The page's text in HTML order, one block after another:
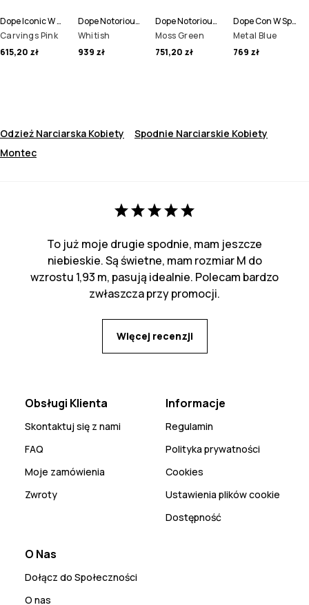
Dope Iconic W Spodnie Narciarskie Women
Carvings Pink
615,20 zł
Dope Notorious B.I.B W Spodnie Narciarskie Women
Whitish
939 zł
Dope Notorious B.I.B W Spodnie Narciarskie Women
Moss Green
751,20 zł
Dope Con W Spodnie Narciarskie Women
Metal Blue
769 zł
Odzież Narciarska Kobiety
Spodnie Narciarskie Kobiety
Montec
To już moje drugie spodnie, mam jeszcze
niebieskie. Są świetne, mam rozmiar M do
wzrostu 1,93 m, pasują idealnie. Polecam bardzo
zwłaszcza przy promocji.
Więcej recenzji
Obsługi Klienta
Skontaktuj się z nami
FAQ
Moje zamówienia
Zwroty
Informacje
Regulamin
Polityka prywatności
Cookies
Ustawienia plików cookie
Dostępność
O Nas
Dołącz do Społeczności
O nas